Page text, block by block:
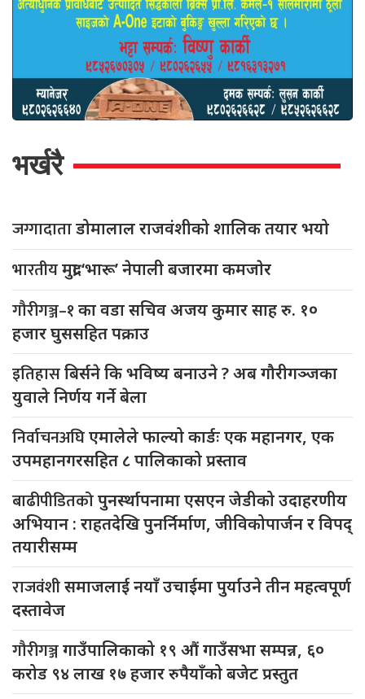
भर्खरै
जग्गादाताडोमालाल राजवंशीको शालिक तयार भयो
भारतीयमुद्रा ‘भारू’ नेपाली बजारमा कमजाेर
गौरीगञ्ज–१का वडा सचिव अजय कुमार साह रु. १०
हजार घुससहित पक्राउ
इतिहासबिर्सने कि भविष्य बनाउने ? अब गौरीगञ्जका
युवाले निर्णय गर्ने बेला
निर्वाचनअघिएमालेले फाल्यो कार्डः एक महानगर, एक
उपमहानगरसहित ८ पालिकाको प्रस्ताव
बाढीपीडितकोपुनर्स्थापनामा एसएन जेडीको उदाहरणीय
अभियान : राहतदेखि पुनर्निर्माण, जीविकोपार्जन र विपद्
तयारीसम्म
राजवंशीसमाजलाई नयाँ उचाईमा पुर्याउने तीन महत्वपूर्ण
दस्तावेज
गौरीगञ्जगाउँपालिकाको १९ औं गाउँसभा सम्पन्न, ६०
करोड ९४ लाख १७ हजार रुपैयाँको बजेट प्रस्तुत